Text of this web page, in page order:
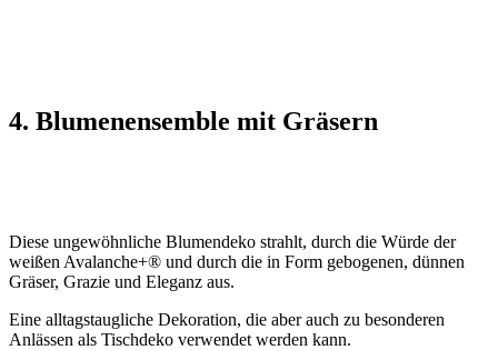
4. Blumenensemble mit Gräsern
Diese ungewöhnliche Blumendeko strahlt, durch die Würde der
weißen Avalanche+® und durch die in Form gebogenen, dünnen
Gräser, Grazie und Eleganz aus.
Eine alltagstaugliche Dekoration, die aber auch zu besonderen
Anlässen als Tischdeko verwendet werden kann.